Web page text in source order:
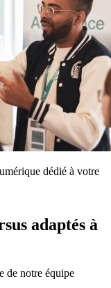
dédié à votre
adaptés à
de notre équipe